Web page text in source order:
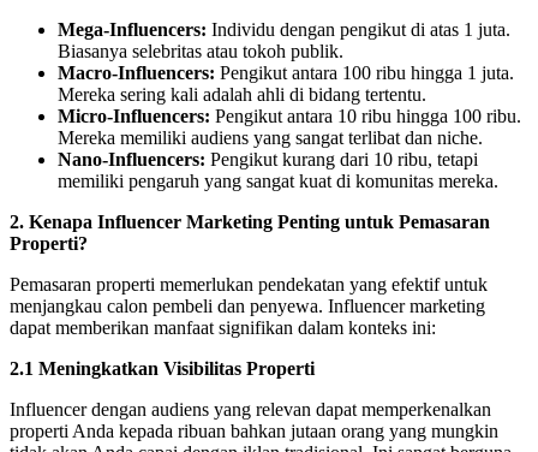
Mega-Influencers: Individu dengan pengikut di atas 1 juta.
Biasanya selebritas atau tokoh publik.
Macro-Influencers: Pengikut antara 100 ribu hingga 1 juta.
Mereka sering kali adalah ahli di bidang tertentu.
Micro-Influencers: Pengikut antara 10 ribu hingga 100 ribu.
Mereka memiliki audiens yang sangat terlibat dan niche.
Nano-Influencers: Pengikut kurang dari 10 ribu, tetapi
memiliki pengaruh yang sangat kuat di komunitas mereka.
2. Kenapa Influencer Marketing Penting untuk Pemasaran
Properti?
Pemasaran properti memerlukan pendekatan yang efektif untuk
menjangkau calon pembeli dan penyewa. Influencer marketing
dapat memberikan manfaat signifikan dalam konteks ini:
2.1 Meningkatkan Visibilitas Properti
Influencer dengan audiens yang relevan dapat memperkenalkan
properti Anda kepada ribuan bahkan jutaan orang yang mungkin